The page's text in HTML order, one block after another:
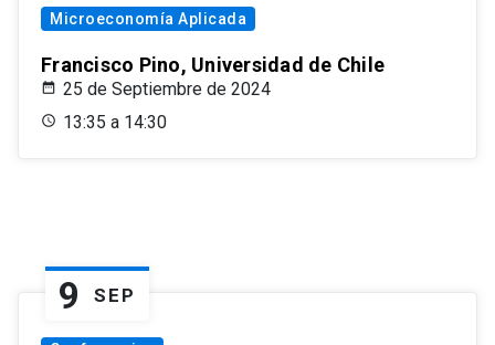
Microeconomía Aplicada
Francisco Pino, Universidad de Chile
25 de Septiembre de 2024
13:35 a 14:30
9 SEP